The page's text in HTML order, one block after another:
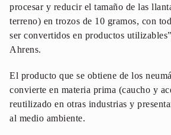
procesar y reducir el tamaño de las
terreno) en trozos de 10 gramos, con
ser convertidos en productos
Ahrens.
El producto que se obtiene de los
convierte en materia prima (caucho y
reutilizado en otras industrias y
al medio ambiente.